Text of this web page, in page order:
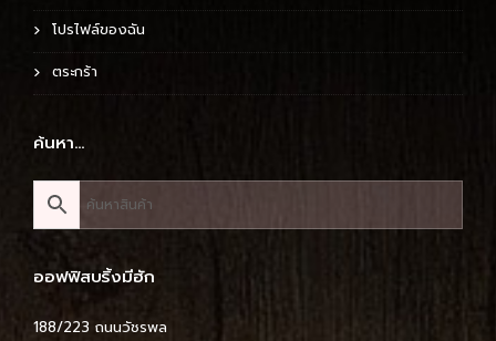
โปรไฟล์ของฉัน
ตระกร้า
ค้นหา…
ออฟฟิสบริ้งมีฮัก
188/223 ถนนวัชรพล